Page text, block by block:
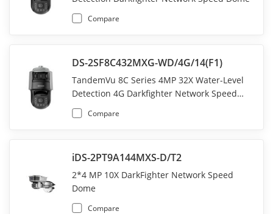
Compare
DS-2SF8C432MXG-WD/4G/14(F1)
TandemVu 8C Series 4MP 32X Water-Level
Detection 4G Darkfighter Network Speed
Dome
Compare
iDS-2PT9A144MXS-D/T2
2*4 MP 10X DarkFighter Network Speed
Dome
Compare